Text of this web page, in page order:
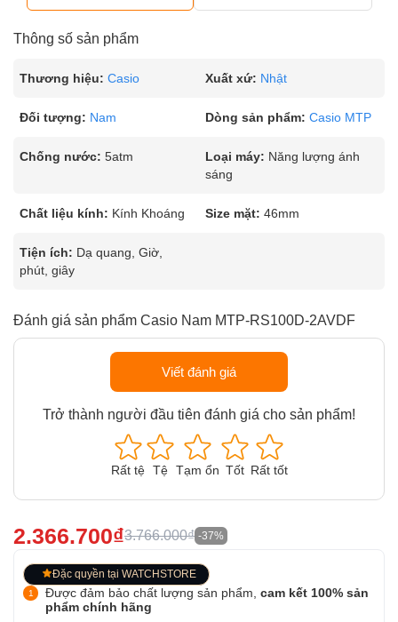
Thông số sản phẩm
Thương hiệu: Casio Xuất xứ: Nhật
Đối tượng: Nam Dòng sản phẩm: Casio MTP
Chống nước: 5atm Loại máy: Năng lượng ánh
sáng
Chất liệu kính: Kính Khoáng Size mặt: 46mm
Tiện ích: Dạ quang, Giờ,
phút, giây
Đánh giá sản phẩm Casio Nam MTP-RS100D-2AVDF
Viết đánh giá
Trở thành người đầu tiên đánh giá cho sản phẩm!
Rất tệ Tệ Tạm ổn Tốt Rất tốt
2.366.700₫3.766.000₫ -37%
Đặc quyền tại WATCHSTORE
Được đảm bảo chất lượng sản phẩm, cam kết 100% sản
phẩm chính hãng